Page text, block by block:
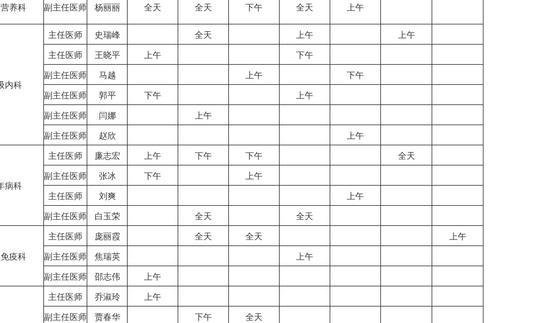
养科 副主任医师 杨丽丽 全天 全天 下午 全天 上午
内科
主任医师 史瑞峰 全天 上午
上午
主任医师
王晓平 上午
下午
副主任医师
马越 上午
下午
副主任医师
郭平 下午
上午
副主任医师
闫娜
上午
副主任医师
赵欣 上午
病科
主任医师 廉志宏 上午 下午 下午
全天
副主任医师
张冰 下午
上午
主任医师
刘爽
上午
副主任医师
白玉荣 全天 全天
疫科
主任医师 庞丽霞 全天 全天
上午
副主任医师
焦瑞英
上午
副主任医师
邵志伟 上午
主任医师 乔淑玲
上午
副主任医师
贾春华 下午
全天